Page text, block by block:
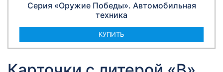
Серия «Оружие Победы». Автомобильная
техника
КУПИТЬ